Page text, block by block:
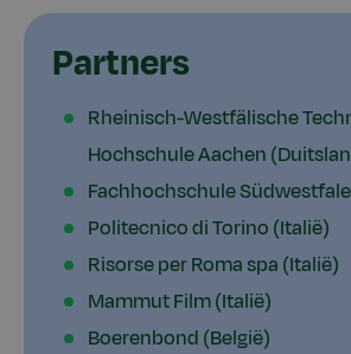
Partners
Rheinisch-Westfälische
Hochschule Aachen
Fachhochschule
Politecnico di Torino (Italië)
Risorse per Roma spa (Italië)
Mammut Film (Italië)
Boerenbond (België)